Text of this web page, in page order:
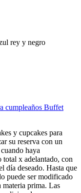
rey y negro
cumpleaños Buffet
y cupcakes para
su reserva con un
haya
x adelantado, con
día deseado. Hasta que
puede ser modificado
materia prima. Las